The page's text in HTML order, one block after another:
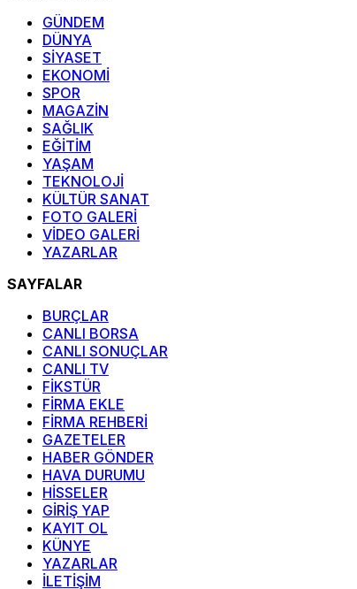
GÜNDEM
DÜNYA
SİYASET
EKONOMİ
SPOR
MAGAZİN
SAĞLIK
EĞİTİM
YAŞAM
TEKNOLOJİ
KÜLTÜR SANAT
FOTO GALERİ
VİDEO GALERİ
YAZARLAR
SAYFALAR
BURÇLAR
CANLI BORSA
CANLI SONUÇLAR
CANLI TV
FİKSTÜR
FİRMA EKLE
FİRMA REHBERİ
GAZETELER
HABER GÖNDER
HAVA DURUMU
HİSSELER
GİRİŞ YAP
KAYIT OL
KÜNYE
YAZARLAR
İLETİŞİM